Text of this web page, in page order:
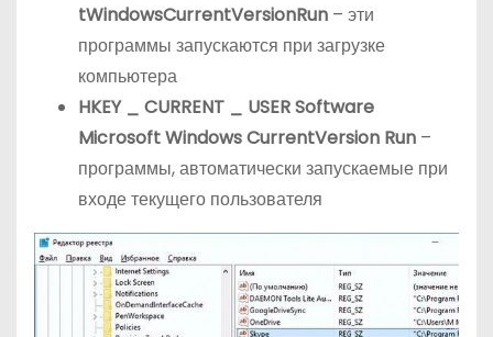
tWindowsCurrentVersionRun – эти
программы запускаются при загрузке
компьютера
HKEY _ CURRENT _ USERSoftware
MicrosoftWindowsCurrentVersion Run –
программы, автоматически запускаемые при
входе текущего пользователя